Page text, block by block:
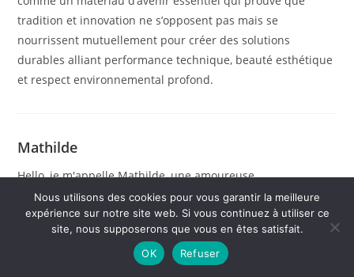
tradition et innovation ne s’opposent pas mais se
nourrissent mutuellement pour créer des solutions
durables alliant performance technique, beauté esthétique
et respect environnemental profond.
Mathilde
Hello, je m'appelle Mathilde, une amoureuse
inconditionnelle de la nature et du jardinage. Après des
années à cultiver ma passion, j'ai décidé de la partager en
écrivant pour Guide de Jardinage. Chaque article est le
reflet de mon amour pour le monde végétal, et j'espère
Nous utilisons des cookies pour vous garantir la meilleure
expérience sur notre site web. Si vous continuez à utiliser ce
site, nous supposerons que vous en êtes satisfait.
OK
Refuser